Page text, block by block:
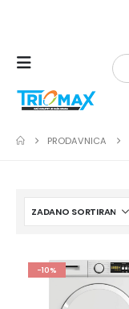
PRODAVNICA
-10%